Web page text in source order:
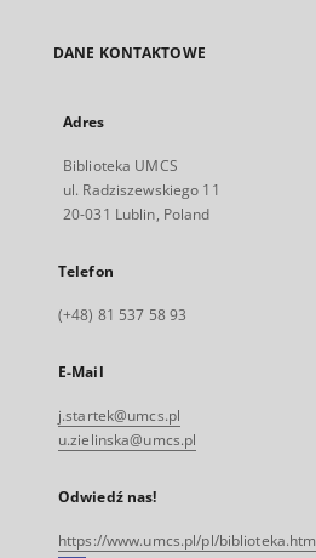
DANE KONTAKTOWE
Adres
Biblioteka UMCS
ul. Radziszewskiego 11
20-031 Lublin, Poland
Telefon
(+48) 81 537 58 93
E-Mail
j.startek@umcs.pl
u.zielinska@umcs.pl
Odwiedź nas!
https://www.umcs.pl/pl/biblioteka.htm